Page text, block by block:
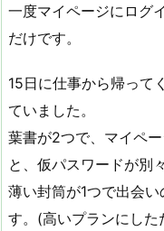
一度マイページにログ
だけです。
15日に仕事から帰って
ていました。
葉書が2つで、マイペ
と、仮パスワードが別
薄い封筒が1つで出会
す。(高いプランにした